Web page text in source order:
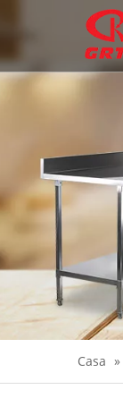
Casa »